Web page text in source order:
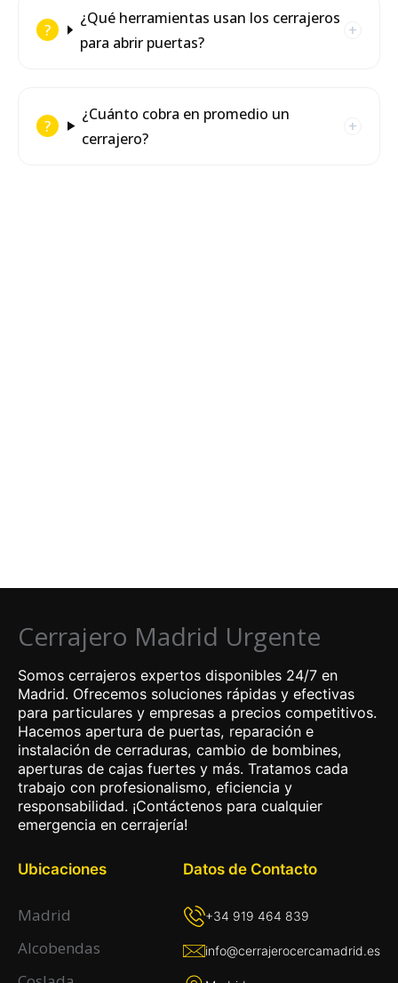
¿Qué herramientas usan los cerrajeros
para abrir puertas?
¿Cuánto cobra en promedio un
cerrajero?
Cerrajero Madrid Urgente
Somos cerrajeros expertos disponibles 24/7 en
Madrid. Ofrecemos soluciones rápidas y efectivas
para particulares y empresas a precios competitivos.
Hacemos apertura de puertas, reparación e
instalación de cerraduras, cambio de bombines,
aperturas de cajas fuertes y más. Tratamos cada
trabajo con profesionalismo, eficiencia y
responsabilidad. ¡Contáctenos para cualquier
emergencia en cerrajería!
Ubicaciones
Madrid
Alcobendas
Datos de Contacto
+34 919 464 839
info@cerrajerocercamadrid.es